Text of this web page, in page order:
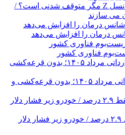
سیلیکن ولیِ تهران؛ این ایران نسل Z مگر متوقف شدنی است؟ /
می سازند
درمان را افزایش می‌دهد
فناوری کشور
فروش فوری خودروهای وارداتی مرداد ۱۴۰۵؛ بدون قرعه‌کشی و
دلار ۴ درصد ریخت، ۲۰۷ فقط ۲.۹ درصد / خودرو زیر فشار دلار